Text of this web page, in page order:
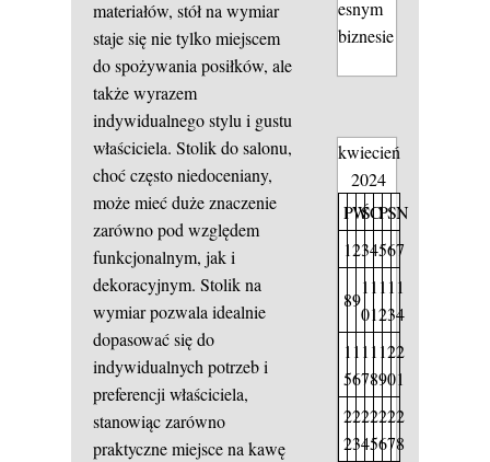
materiałów, stół na wymiar
staje się nie tylko miejscem
do spożywania posiłków, ale
także wyrazem
indywidualnego stylu i gustu
właściciela. Stolik do salonu,
choć często niedoceniany,
może mieć duże znaczenie
zarówno pod względem
funkcjonalnym, jak i
dekoracyjnym. Stolik na
wymiar pozwala idealnie
dopasować się do
indywidualnych potrzeb i
preferencji właściciela,
stanowiąc zarówno
praktyczne miejsce na kawę
esnym
biznesie
kwiecień
2024
PW
ŚCPSN
1234567
89
1
0
1
1
1
2
1
3
1
4
1
5
1
6
1
7
1
8
1
9
2
0
2
1
2
2
2
3
2
4
2
5
2
6
2
7
2
8